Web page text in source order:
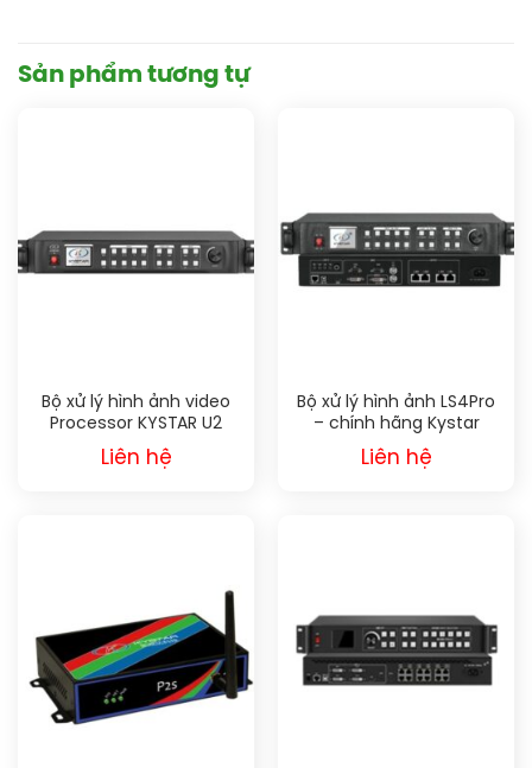
Sản phẩm tương tự
Bộ xử lý hình ảnh video
Processor KYSTAR U2
Liên hệ
Bộ xử lý hình ảnh LS4Pro
– chính hãng Kystar
Liên hệ